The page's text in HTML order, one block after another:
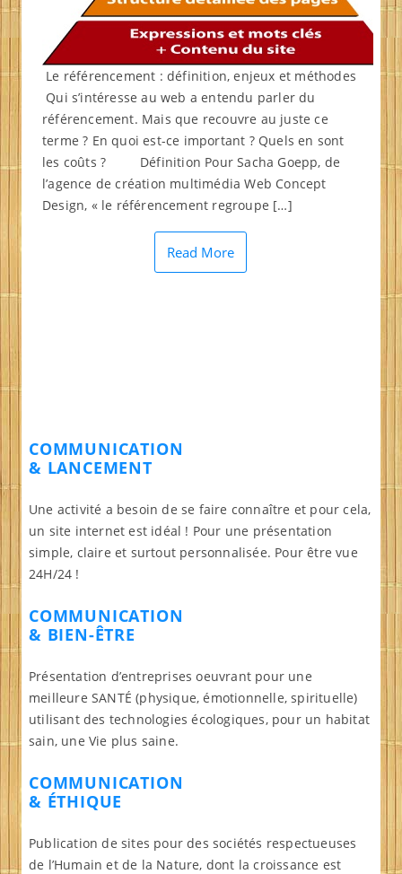
Le référencement : définition, enjeux et méthodes
Qui s’intéresse au web a entendu parler du
référencement. Mais que recouvre au juste ce
terme ? En quoi est-ce important ? Quels en sont
les coûts ? Définition Pour Sacha Goepp, de
l’agence de création multimédia Web Concept
Design, « le référencement regroupe […]
Read More
COMMUNICATION
& LANCEMENT
Une activité a besoin de se faire connaître et pour cela,
un site internet est idéal ! Pour une présentation
simple, claire et surtout personnalisée. Pour être vue
24H/24 !
COMMUNICATION
& BIEN-ÊTRE
Présentation d’entreprises oeuvrant pour une
meilleure SANTÉ (physique, émotionnelle, spirituelle)
utilisant des technologies écologiques, pour un habitat
sain, une Vie plus saine.
COMMUNICATION
& ÉTHIQUE
Publication de sites pour des sociétés respectueuses
de l’Humain et de la Nature, dont la croissance est